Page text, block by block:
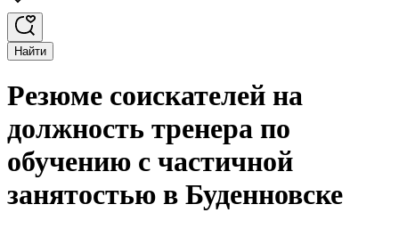
Найти
Резюме соискателей на
должность тренера по
обучению с частичной
занятостью в Буденновске